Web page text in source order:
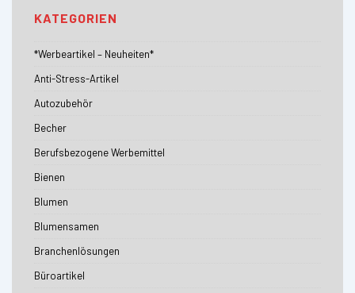
KATEGORIEN
*Werbeartikel – Neuheiten*
Anti-Stress-Artikel
Autozubehör
Becher
Berufsbezogene Werbemittel
Bienen
Blumen
Blumensamen
Branchenlösungen
Büroartikel